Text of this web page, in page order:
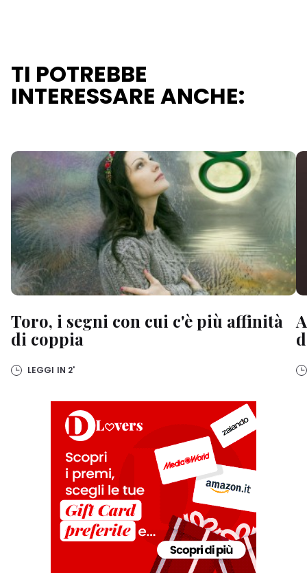
TI POTREBBE
INTERESSARE ANCHE:
Toro, i segni con cui c'è più affinità
di coppia
LEGGI IN 2'